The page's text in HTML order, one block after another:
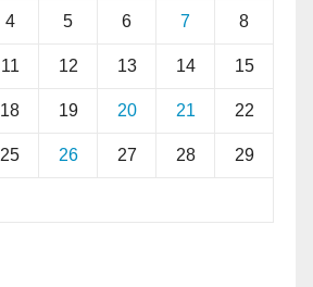
4 5 6 7 8
11 12 13 14 15
18 19 20 21 22
25 26 27 28 29